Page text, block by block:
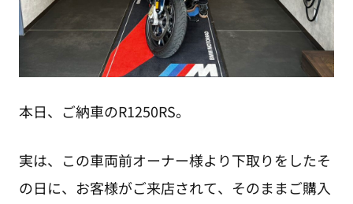
本日、ご納車のR1250RS。
実は、この車両前オーナー様より下取りをしたそ
の日に、お客様がご来店されて、そのままご購入